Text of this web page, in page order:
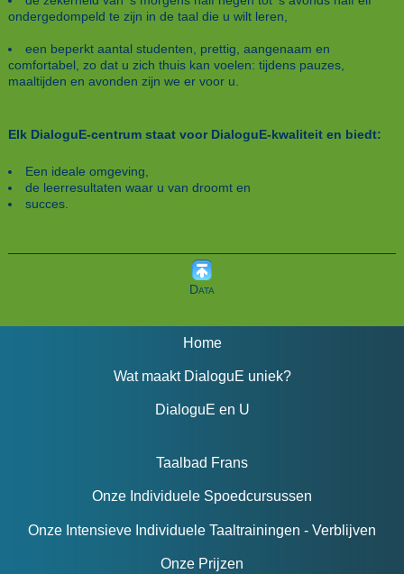
ondergedompeld te zijn in de taal die u wilt leren,
een beperkt aantal studenten, prettig, aangenaam en
comfortabel, zo dat u zich thuis kan voelen: tijdens pauzes,
maaltijden en avonden zijn we er voor u.
Elk DialoguE-centrum staat voor DialoguE-kwaliteit en biedt:
Een ideale omgeving,
de leerresultaten waar u van droomt en
succes.
Data
Home
Wat maakt DialoguE uniek?
DialoguE en U
Taalbad Frans
Onze Individuele Spoedcursussen
Onze Intensieve Individuele Taaltrainingen - Verblijven
Onze Prijzen